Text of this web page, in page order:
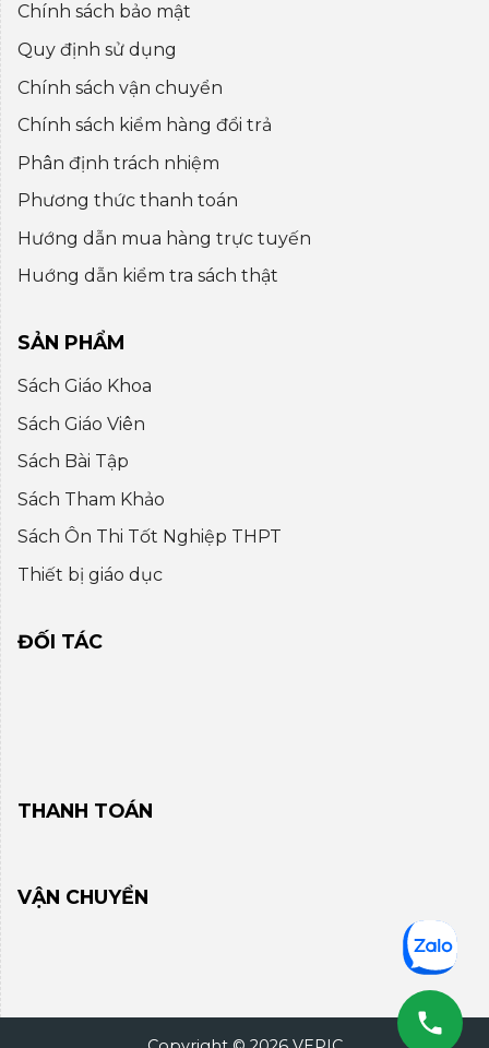
Chính sách bảo mật
Quy định sử dụng
Chính sách vận chuyển
Chính sách kiểm hàng đổi trả
Phân định trách nhiệm
Phương thức thanh toán
Hướng dẫn mua hàng trực tuyến
Huớng dẫn kiểm tra sách thật
SẢN PHẨM
Sách Giáo Khoa
Sách Giáo Viên
Sách Bài Tập
Sách Tham Khảo
Sách Ôn Thi Tốt Nghiệp THPT
Thiết bị giáo dục
ĐỐI TÁC
THANH TOÁN
VẬN CHUYỂN